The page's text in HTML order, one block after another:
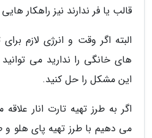
قالب یا فر ندارند نیز راهکار هایی
البته اگر وقت و انرژی لازم
های خانگی را ندارید می
این مشکل را حل کنید.
اگر به طرز تهیه تارت انار
می دهیم با طرز تهیه پای هلو و